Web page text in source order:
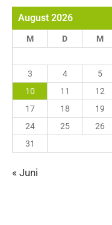
August 2026
M D M
3
4 5
10
11 12
17
18 19
24
25 26
31
« Juni